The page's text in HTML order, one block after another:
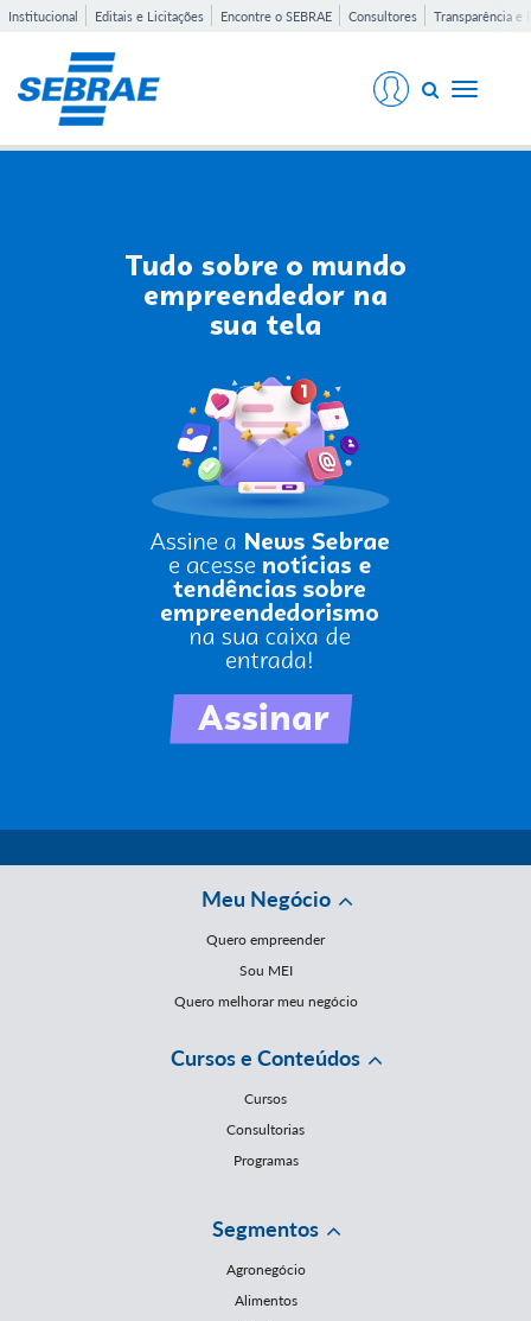
Institucional Editais e Licitações Encontre o SEBRAE Consultores Transparência e
Toggle
Meu Negócio
Quero empreender
Sou MEI
Quero melhorar meu negócio
Cursos e Conteúdos
Cursos
Consultorias
Programas
Segmentos
Agronegócio
Alimentos